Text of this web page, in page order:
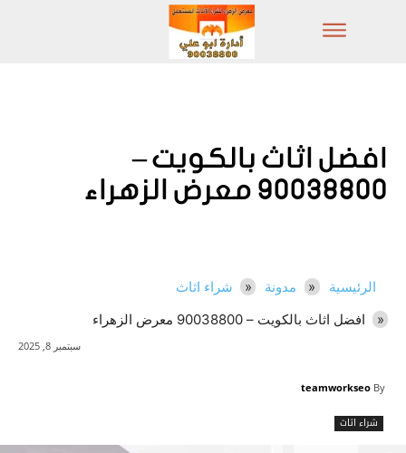
افضل اثاث بالكويت –
90038800 معرض الزهراء
الرئيسية مدونة
شراء اثاث
افضل اثاث بالكويت – 90038800 معرض الزهراء
سبتمبر 8, 2025
By
teamworkseo
شراء اثاث